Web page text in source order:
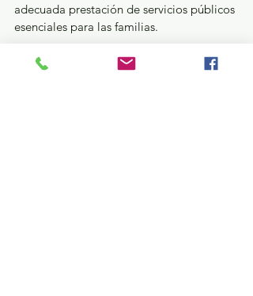
adecuada prestación de servicios públicos
esenciales para las familias.
Con esta supervisión, el Gobierno del